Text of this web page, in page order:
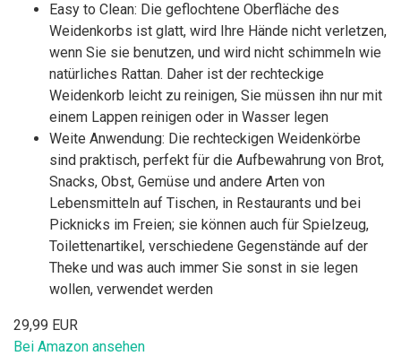
Easy to Clean: Die geflochtene Oberfläche des
Weidenkorbs ist glatt, wird Ihre Hände nicht verletzen,
wenn Sie sie benutzen, und wird nicht schimmeln wie
natürliches Rattan. Daher ist der rechteckige
Weidenkorb leicht zu reinigen, Sie müssen ihn nur mit
einem Lappen reinigen oder in Wasser legen
Weite Anwendung: Die rechteckigen Weidenkörbe
sind praktisch, perfekt für die Aufbewahrung von Brot,
Snacks, Obst, Gemüse und andere Arten von
Lebensmitteln auf Tischen, in Restaurants und bei
Picknicks im Freien; sie können auch für Spielzeug,
Toilettenartikel, verschiedene Gegenstände auf der
Theke und was auch immer Sie sonst in sie legen
wollen, verwendet werden
29,99 EUR
Bei Amazon ansehen